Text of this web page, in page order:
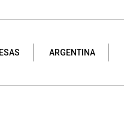
ARGENTINA